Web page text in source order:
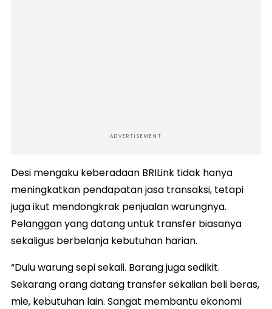
ADVERTISEMENT
Desi mengaku keberadaan BRILink tidak hanya
meningkatkan pendapatan jasa transaksi, tetapi
juga ikut mendongkrak penjualan warungnya.
Pelanggan yang datang untuk transfer biasanya
sekaligus berbelanja kebutuhan harian.
“Dulu warung sepi sekali. Barang juga sedikit.
Sekarang orang datang transfer sekalian beli beras,
mie, kebutuhan lain. Sangat membantu ekonomi